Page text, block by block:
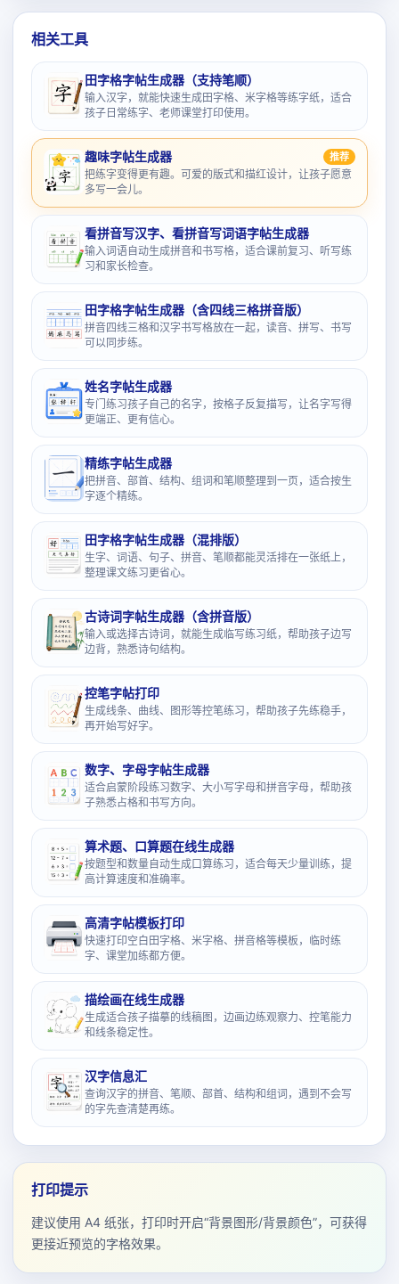
相关工具
田字格字帖生成器（支持笔顺）
输入汉字，就能快速生成田字格、米字格等练字纸，适合
孩子日常练字、老师课堂打印使用。
趣味字帖生成器 推荐
把练字变得更有趣。可爱的版式和描红设计，让孩子愿意
多写一会儿。
看拼音写汉字、看拼音写词语字帖生成器
输入词语自动生成拼音和书写格，适合课前复习、听写练
习和家长检查。
田字格字帖生成器（含四线三格拼音版）
拼音四线三格和汉字书写格放在一起，读音、拼写、书写
可以同步练。
姓名字帖生成器
专门练习孩子自己的名字，按格子反复描写，让名字写得
更端正、更有信心。
精练字帖生成器
把拼音、部首、结构、组词和笔顺整理到一页，适合按生
字逐个精练。
田字格字帖生成器（混排版）
生字、词语、句子、拼音、笔顺都能灵活排在一张纸上，
整理课文练习更省心。
古诗词字帖生成器（含拼音版）
输入或选择古诗词，就能生成临写练习纸，帮助孩子边写
边背，熟悉诗句结构。
控笔字帖打印
生成线条、曲线、图形等控笔练习，帮助孩子先练稳手，
再开始写好字。
数字、字母字帖生成器
适合启蒙阶段练习数字、大小写字母和拼音字母，帮助孩
子熟悉占格和书写方向。
算术题、口算题在线生成器
按题型和数量自动生成口算练习，适合每天少量训练，提
高计算速度和准确率。
高清字帖模板打印
快速打印空白田字格、米字格、拼音格等模板，临时练
字、课堂加练都方便。
描绘画在线生成器
生成适合孩子描摹的线稿图，边画边练观察力、控笔能力
和线条稳定性。
汉字信息汇
查询汉字的拼音、笔顺、部首、结构和组词，遇到不会写
的字先查清楚再练。
打印提示
建议使用 A4 纸张，打印时开启“背景图形/背景颜色”，可获得
更接近预览的字格效果。